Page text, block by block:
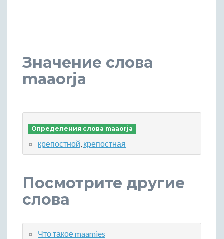
Значение слова
maaorja
Определения слова maaorja
крепостной, крепостная
Посмотрите другие
слова
Что такое maamies